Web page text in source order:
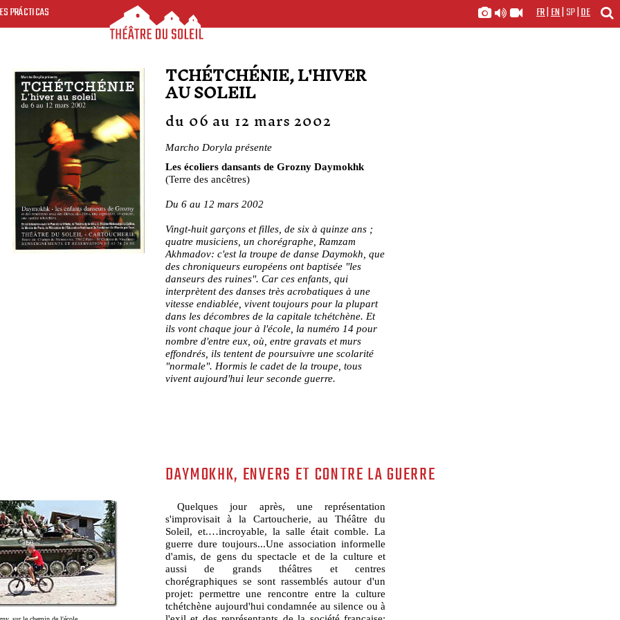
PRÁCTICAS FR|EN|SP|DE
TCHÉTCHÉNIE, L'HIVER
AU SOLEIL
du 06 au 12 mars 2002
Marcho Doryla présente
Les écoliers dansants de Grozny Daymokhk
(Terre des ancêtres)
Du 6 au 12 mars 2002
Vingt-huit garçons et filles, de six à quinze ans ;
quatre musiciens, un chorégraphe, Ramzam
Akhmadov: c'est la troupe de danse Daymokh, que
des chroniqueurs européens ont baptisée "les
danseurs des ruines". Car ces enfants, qui
interprètent des danses très acrobatiques à une
vitesse endiablée, vivent toujours pour la plupart
dans les décombres de la capitale tchétchène. Et
ils vont chaque jour à l'école, la numéro 14 pour
nombre d'entre eux, où, entre gravats et murs
effondrés, ils tentent de poursuivre une scolarité
"normale". Hormis le cadet de la troupe, tous
vivent aujourd'hui leur seconde guerre.
DAYMOKHK, ENVERS ET CONTRE LA GUERRE
Quelques jour après, une représentation
s'improvisait à la Cartoucherie, au Théâtre du
Soleil, et.…incroyable, la salle était comble. La
guerre dure toujours...Une association informelle
d'amis, de gens du spectacle et de la culture et
aussi de grands théâtres et centres
chorégraphiques se sont rassemblés autour d'un
projet: permettre une rencontre entre la culture
tchétchène aujourd'hui condamnée au silence ou à